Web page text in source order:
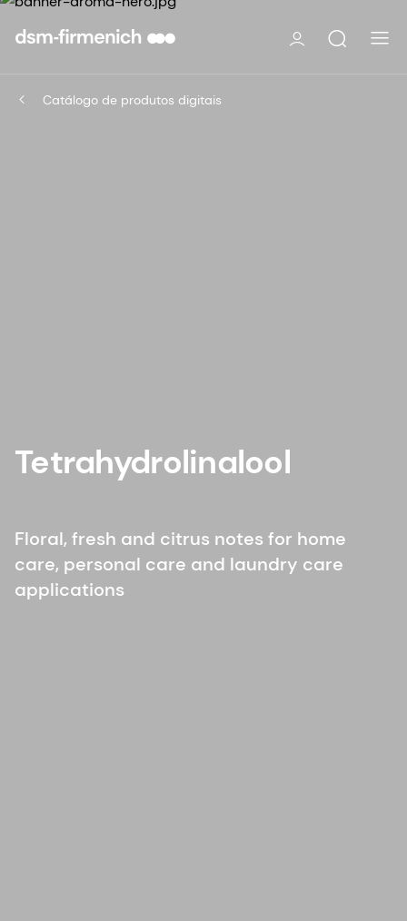
Catálogo de produtos digitais
Tetrahydrolinalool
Floral, fresh and citrus notes for home
care, personal care and laundry care
applications